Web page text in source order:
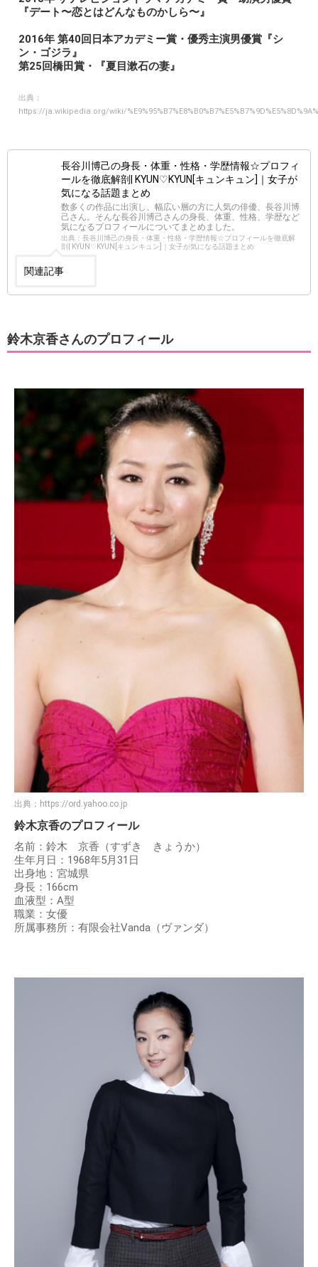
『デート〜恋とはどんなものかしら〜』
2016年 第40回日本アカデミー賞・優秀主演男優賞『シ
ン・ゴジラ』
第25回橋田賞・『夏目漱石の妻』
出典：
https://ja.wikipedia.org/wiki/
長谷川博己の身長・体重・性格・学歴情報☆プロフィ
ールを徹底解剖| KYUN♡KYUN[キュンキュン]｜女子が
気になる話題まとめ
数多くの作品に出演し、幅広い層の方に人気の俳優、長谷川博
己さん。そんな長谷川博己さんの身長、体重、性格、学歴など
気になるプロフィールについてまとめました。
出典：長谷川博己の身長・体重・性格・学歴情報☆プロフィールを徹底解
剖| KYUN♡KYUN[キュンキュン]｜女子が気になる話題まとめ
関連記事
鈴木京香さんのプロフィール
出典： https://ord.yahoo.co.jp
鈴木京香のプロフィール
名前：鈴木 京香（すずき きょうか）
生年月日：1968年5月31日
出身地：宮城県
身長：166cm
血液型：A型
職業：女優
所属事務所：有限会社Vanda（ヴァンダ）